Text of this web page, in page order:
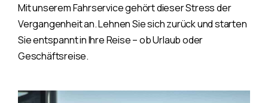
Mit unserem Fahrservice gehört dieser Stress der
Vergangenheit an. Lehnen Sie sich zurück und starten
Sie entspannt in Ihre Reise – ob Urlaub oder
Geschäftsreise.